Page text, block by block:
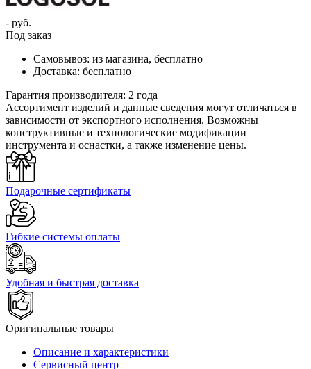
- руб.
Под заказ
Самовывоз: из магазина, бесплатно
Доставка: бесплатно
Гарантия производителя: 2 года
Ассортимент изделий и данные сведения могут отличаться в
зависимости от экспортного исполнения. Возможны
конструктивные и технологические модификации
инструмента и оснастки, а также изменение цены.
Подарочные сертификаты
Гибкие системы оплаты
Удобная и быстрая доставка
Оригинальные товары
Описание и характеристики
Сервисный центр